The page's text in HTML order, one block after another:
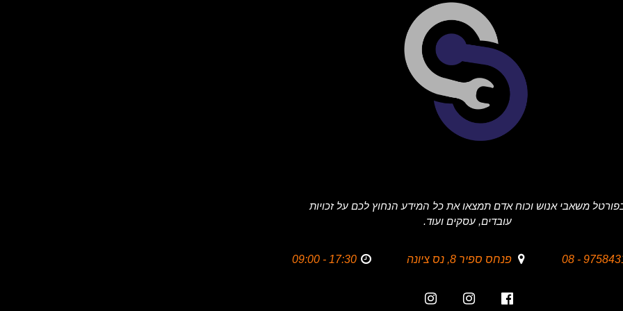
משאבי אנוש וכוח אדם תמצאו את כל המידע הנחוץ לכם על זכויות
עובדים, עסקים ועוד.
9758431 - פנחס ספיר 8, נס ציונה 17:30 - 09:00